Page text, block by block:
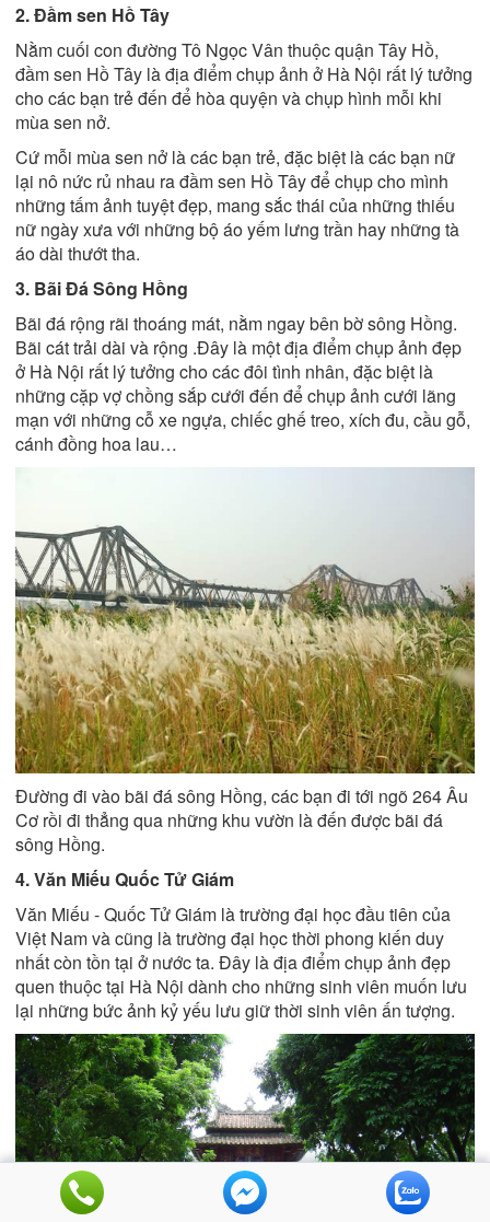
2. Đầm sen Hồ Tây
Nằm cuối con đường Tô Ngọc Vân thuộc quận Tây Hồ,
đầm sen Hồ Tây là địa điểm chụp ảnh ở Hà Nội rất lý tưởng
cho các bạn trẻ đến để hòa quyện và chụp hình mỗi khi
mùa sen nở.
Cứ mỗi mùa sen nở là các bạn trẻ, đặc biệt là các bạn nữ
lại nô nức rủ nhau ra đầm sen Hồ Tây để chụp cho mình
những tấm ảnh tuyệt đẹp, mang sắc thái của những thiếu
nữ ngày xưa với những bộ áo yếm lưng trần hay những tà
áo dài thướt tha.
3. Bãi Đá Sông Hồng
Bãi đá rộng rãi thoáng mát, nằm ngay bên bờ sông Hồng.
Bãi cát trải dài và rộng .Đây là một địa điểm chụp ảnh đẹp
ở Hà Nội rất lý tưởng cho các đôi tình nhân, đặc biệt là
những cặp vợ chồng sắp cưới đến để chụp ảnh cưới lãng
mạn với những cỗ xe ngựa, chiếc ghế treo, xích đu, cầu gỗ,
cánh đồng hoa lau…
Đường đi vào bãi đá sông Hồng, các bạn đi tới ngõ 264 Âu
Cơ rồi đi thẳng qua những khu vườn là đến được bãi đá
sông Hồng.
4. Văn Miếu Quốc Tử Giám
Văn Miếu - Quốc Tử Giám là trường đại học đầu tiên của
Việt Nam và cũng là trường đại học thời phong kiến duy
nhất còn tồn tại ở nước ta. Đây là địa điểm chụp ảnh đẹp
quen thuộc tại Hà Nội dành cho những sinh viên muốn lưu
lại những bức ảnh kỷ yếu lưu giữ thời sinh viên ấn tượng.